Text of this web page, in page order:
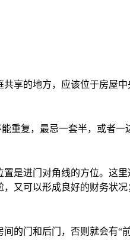
共享的地方，应该位于房屋
重复，最忌一套半，或者一
置是进门对角线的方位。这
，又可以形成良好的财务状
间的门和后门，否则就会有“